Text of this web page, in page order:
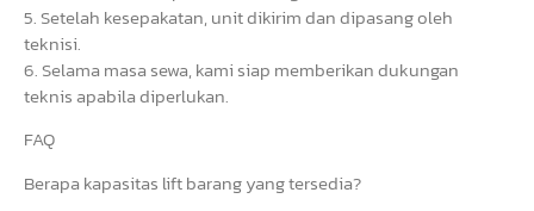
5. Setelah kesepakatan, unit dikirim dan dipasang oleh
teknisi.
6. Selama masa sewa, kami siap memberikan dukungan
teknis apabila diperlukan.
FAQ
Berapa kapasitas lift barang yang tersedia?